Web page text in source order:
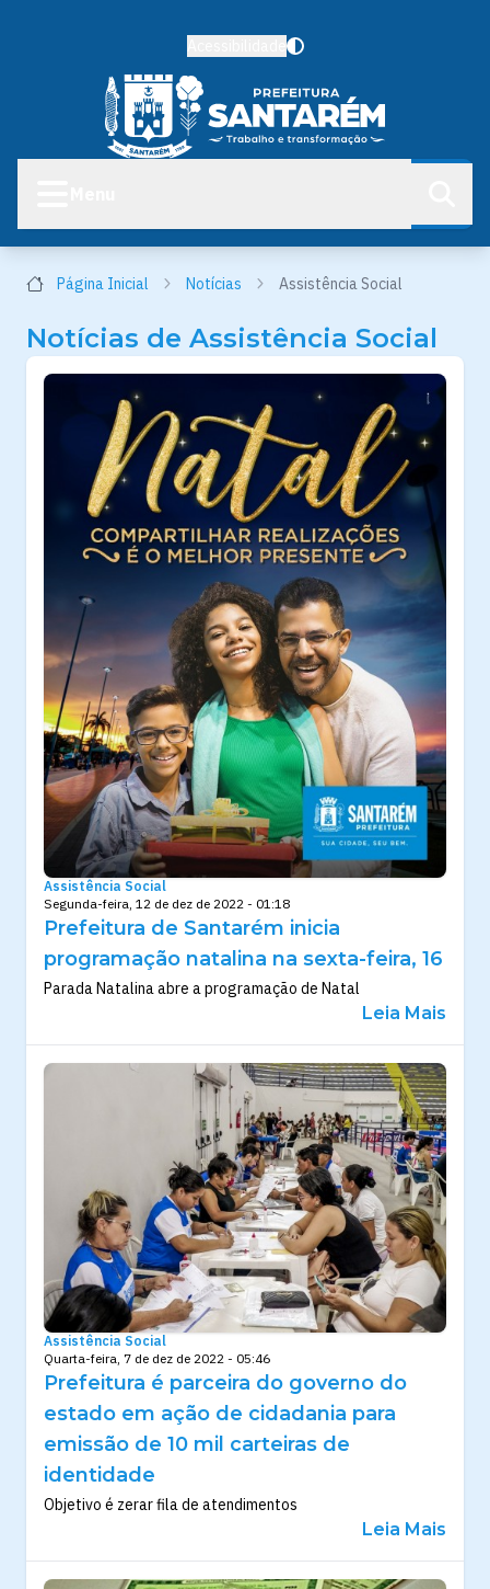
Página Inicial Notícias Assistência Social
Notícias de Assistência Social
Assistência Social
Segunda-feira, 12 de dez de 2022 - 01:18
Prefeitura de Santarém inicia
programação natalina na sexta-feira, 16
Parada Natalina abre a programação de Natal
Leia Mais
Assistência Social
Quarta-feira, 7 de dez de 2022 - 05:46
Prefeitura é parceira do governo do
estado em ação de cidadania para
emissão de 10 mil carteiras de
identidade
Objetivo é zerar fila de atendimentos
Leia Mais